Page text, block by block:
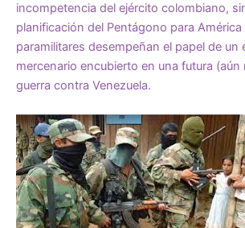
incompetencia del ejército colombiano,
planificación del Pentágono para América
paramilitares desempeñan el papel de un
mercenario encubierto en una futura (aún
guerra contra Venezuela.